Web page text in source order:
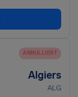
ANNULLIERT
Algiers
ALG